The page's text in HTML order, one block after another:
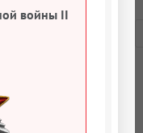
войны II